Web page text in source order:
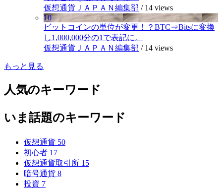
仮想通貨ＪＡＰＡＮ編集部 / 14 views
10
ビットコインの単位が変更！？BTC⇒Bitsに変換
し1,000,000分の1で表記に。
仮想通貨ＪＡＰＡＮ編集部 / 14 views
もっと見る
人気のキーワード
いま話題のキーワード
仮想通貨 50
初心者 17
仮想通貨取引所 15
暗号通貨 8
投資 7